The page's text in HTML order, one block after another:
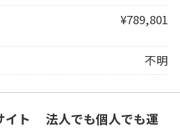
¥789,801
不明
ト 法人でも個人でも運